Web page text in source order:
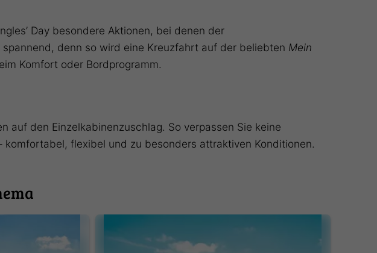
Day besondere Aktionen, bei denen der
denn so wird eine Kreuzfahrt auf der beliebten Mein
Komfort oder Bordprogramm.
auf den Einzelkabinenzuschlag. So verpassen Sie keine
komfortabel, flexibel und zu besonders attraktiven Konditionen.